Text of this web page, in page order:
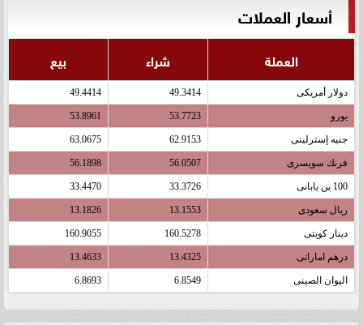
أسعار العملات
العملة شراء بيع
دولار أمريكى 49.3414
49.4414
يورو 53.7723
53.8961
جنيه إسترلينى 62.9153
63.0675
فرنك سويسرى 56.0507
56.1898
100 ين يابانى 33.3726
33.4470
ريال سعودى 13.1553
13.1826
دينار كويتى 160.5278
160.9055
درهم اماراتى 13.4325
13.4633
اليوان الصينى 6.8549
6.8693